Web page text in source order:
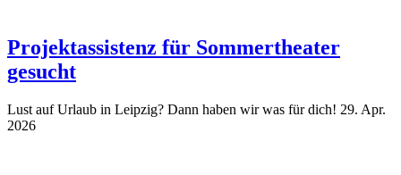
Projektassistenz für Sommertheater
gesucht
Lust auf Urlaub in Leipzig? Dann haben wir was für dich! 29. Apr.
2026